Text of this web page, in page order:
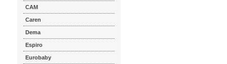
CAM
Caren
Dema
Espiro
Eurobaby